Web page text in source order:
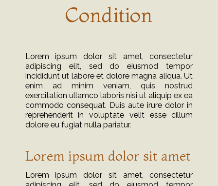
Condition
Lorem ipsum dolor sit amet, consectetur
adipiscing elit, sed do eiusmod tempor
incididunt ut labore et dolore magna aliqua. Ut
enim ad minim veniam, quis nostrud
exercitation ullamco laboris nisi ut aliquip ex ea
commodo consequat. Duis aute irure dolor in
reprehenderit in voluptate velit esse cillum
dolore eu fugiat nulla pariatur.
Lorem ipsum dolor sit amet
Lorem ipsum dolor sit amet, consectetur